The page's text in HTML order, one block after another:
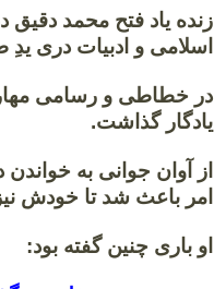
زنده یاد فتح محمد
اسلامی و ادبیات دری
در خطاطی و رسامی
یادگار گذاشت.
از آوان جوانی به
امر باعث شد تا خودش
او باری چنین گفته بود: